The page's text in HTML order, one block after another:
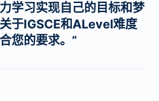
学习实现自己的目标和梦
于IGSCE和ALevel难度
您的要求。”